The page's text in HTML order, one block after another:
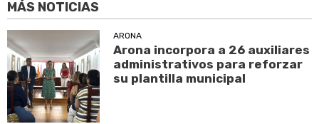
MÁS NOTICIAS
ARONA
Arona incorpora a 26 auxiliares
administrativos para reforzar
su plantilla municipal